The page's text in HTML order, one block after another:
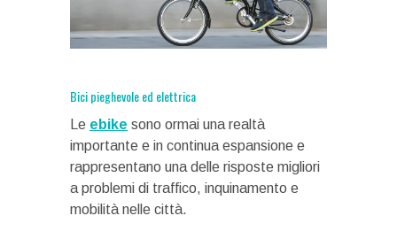
Bici pieghevole ed elettrica
Le ebike sono ormai una realtà
importante e in continua espansione e
rappresentano una delle risposte migliori
a problemi di traffico, inquinamento e
mobilità nelle città.